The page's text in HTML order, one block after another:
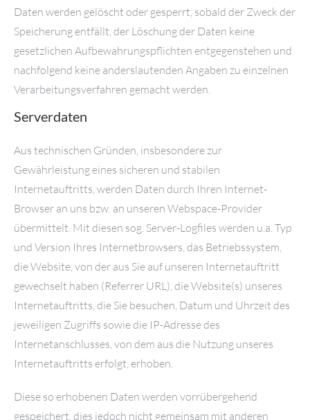
Daten werden gelöscht oder gesperrt, sobald der Zweck der
Speicherung entfällt, der Löschung der Daten keine
gesetzlichen Aufbewahrungspflichten entgegenstehen und
nachfolgend keine anderslautenden Angaben zu einzelnen
Verarbeitungsverfahren gemacht werden.
Serverdaten
Aus technischen Gründen, insbesondere zur
Gewährleistung eines sicheren und stabilen
Internetauftritts, werden Daten durch Ihren Internet-
Browser an uns bzw. an unseren Webspace-Provider
übermittelt. Mit diesen sog. Server-Logfiles werden u.a. Typ
und Version Ihres Internetbrowsers, das Betriebssystem,
die Website, von der aus Sie auf unseren Internetauftritt
gewechselt haben (Referrer URL), die Website(s) unseres
Internetauftritts, die Sie besuchen, Datum und Uhrzeit des
jeweiligen Zugriffs sowie die IP-Adresse des
Internetanschlusses, von dem aus die Nutzung unseres
Internetauftritts erfolgt, erhoben.
Diese so erhobenen Daten werden vorrübergehend
gespeichert, dies jedoch nicht gemeinsam mit anderen